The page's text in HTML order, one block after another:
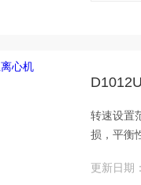
转速设置
损，平衡
更新日期：